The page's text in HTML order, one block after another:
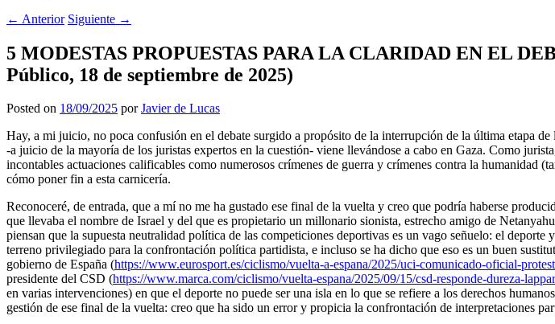
← Anterior Siguiente →
5 MODESTAS PROPUESTAS PARA LA CLARIDAD EN EL
Público, 18 de septiembre de 2025)
Posted on 18/09/2025 porJavier de Lucas
Hay, a mi juicio, no poca confusión en el debate surgido a propósito de la interrupción de la última etapa
-a juicio de la mayoría de los juristas expertos en la cuestión- viene llevándose a cabo en Gaza. Como
incontables actuaciones calificables como numerosos crímenes de guerra y crímenes contra la humanidad
cómo poner fin a esta carnicería.
Reconoceré, de entrada, que a mí no me ha gustado ese final de la vuelta y creo que podría haberse
que llevaba el nombre de Israel y del que es propietario un millonario sionista, estrecho amigo de
piensan que la supuesta neutralidad política de las competiciones deportivas es un vago señuelo: el
terreno privilegiado para la confrontación política partidista, e incluso se ha dicho que eso es un buen
gobierno de España (https://www.eurosport.es/ciclismo/vuelta-a-espana/2025/uci-comunicado-oficial-
presidente del CSD (https://www.marca.com/ciclismo/vuelta-espana/2025/09/15/csd-responde-dureza-
en varias intervenciones) en que el deporte no puede ser una isla en lo que se refiere a los derechos
gestión de ese final de la vuelta: creo que ha sido un error y propicia la confrontación de interpretaciones